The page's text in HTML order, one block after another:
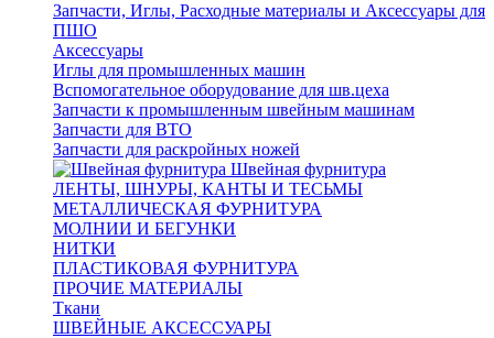
Запчасти, Иглы, Расходные материалы и Аксессуары для
ПШО
Аксессуары
Иглы для промышленных машин
Вспомогательное оборудование для шв.цеха
Запчасти к промышленным швейным машинам
Запчасти для ВТО
Запчасти для раскройных ножей
Швейная фурнитура
ЛЕНТЫ, ШНУРЫ, КАНТЫ И ТЕСЬМЫ
МЕТАЛЛИЧЕСКАЯ ФУРНИТУРА
МОЛНИИ И БЕГУНКИ
НИТКИ
ПЛАСТИКОВАЯ ФУРНИТУРА
ПРОЧИЕ МАТЕРИАЛЫ
Ткани
ШВЕЙНЫЕ АКСЕССУАРЫ